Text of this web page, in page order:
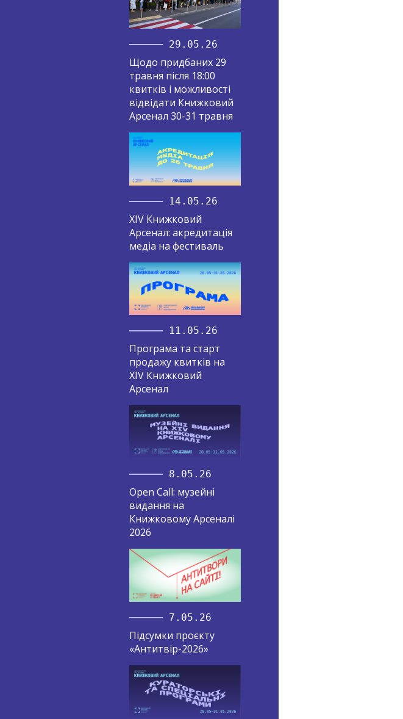
29.05.26
Щодо придбаних 29
травня після 18:00
квитків і можливості
відвідати Книжковий
Арсенал 30-31 травня
14.05.26
XIV Книжковий
Арсенал: акредитація
медіа на фестиваль
11.05.26
Програма та старт
продажу квитків на
XIV Книжковий
Арсенал
8.05.26
Open Call: музейні
видання на
Книжковому Арсеналі
2026
7.05.26
Підсумки проєкту
«Антитвір-2026»